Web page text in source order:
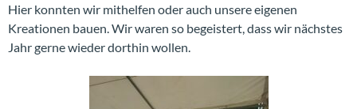
Hier konnten wir mithelfen oder auch unsere eigenen
Kreationen bauen. Wir waren so begeistert, dass wir nächstes
Jahr gerne wieder dorthin wollen.